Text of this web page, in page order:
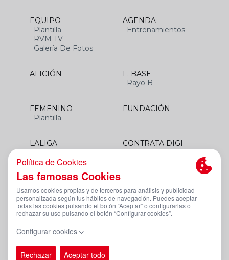
EQUIPO
Plantilla
RVM TV
Galería De Fotos
AGENDA
Entrenamientos
AFICIÓN
F. BASE
Rayo B
FEMENINO
Plantilla
FUNDACIÓN
LALIGA
CONTRATA DIGI
Aviso Legal Y Condiciones De Uso
Canal De Denuncias